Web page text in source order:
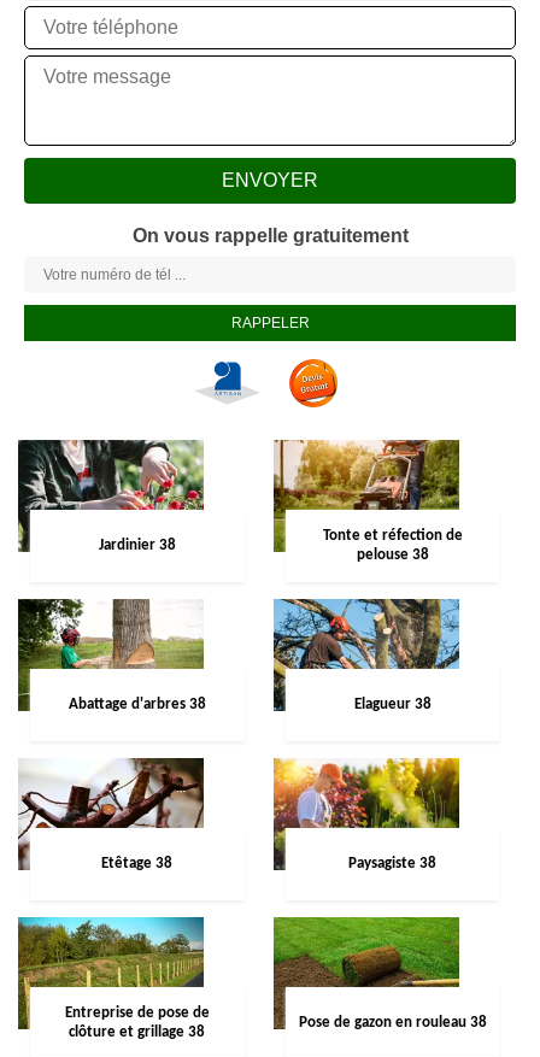
On vous rappelle gratuitement
Jardinier 38
Tonte et réfection de
pelouse 38
Abattage d'arbres 38 Elagueur 38
Etêtage 38 Paysagiste 38
Entreprise de pose de
clôture et grillage 38
Pose de gazon en rouleau 38